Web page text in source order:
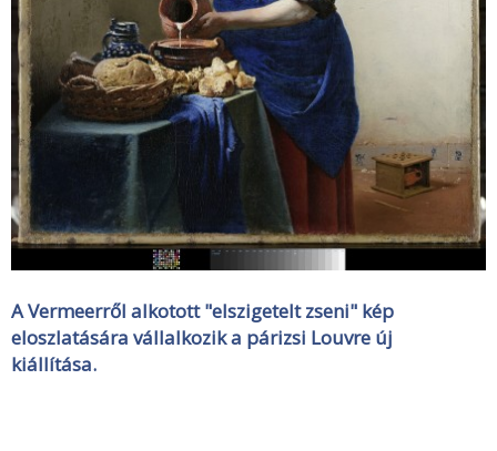
A Vermeerről alkotott "elszigetelt zseni" kép
eloszlatására vállalkozik a párizsi Louvre új
kiállítása.